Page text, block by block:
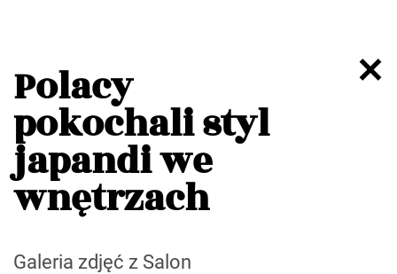
Polacy
pokochali styl
japandi we
wnętrzach
Galeria zdjęć z Salon